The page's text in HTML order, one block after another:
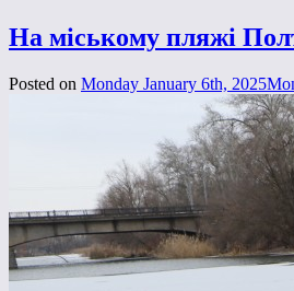
На міському пляжі
Posted on Monday January 6th, 2025